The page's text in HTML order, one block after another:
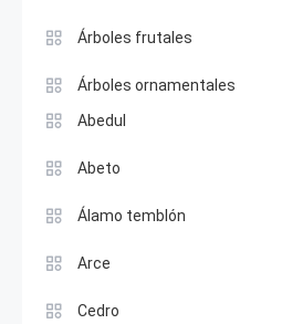
Árboles frutales
Árboles ornamentales
Abedul
Abeto
Álamo temblón
Arce
Cedro